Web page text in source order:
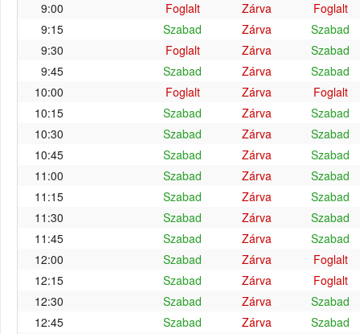
9:00
Foglalt Zárva
Foglalt
9:15
Szabad Zárva
Szabad
9:30
Foglalt Zárva
Szabad
9:45
Szabad Zárva
Szabad
10:00
Foglalt Zárva
Foglalt
10:15
Szabad Zárva
Szabad
10:30
Szabad Zárva
Szabad
10:45
Szabad Zárva
Szabad
11:00
Szabad Zárva
Szabad
11:15
Szabad Zárva
Szabad
11:30
Szabad Zárva
Szabad
11:45
Szabad Zárva
Szabad
12:00
Szabad Zárva
Foglalt
12:15
Szabad Zárva
Foglalt
12:30
Szabad Zárva
Szabad
12:45
Szabad Zárva
Szabad